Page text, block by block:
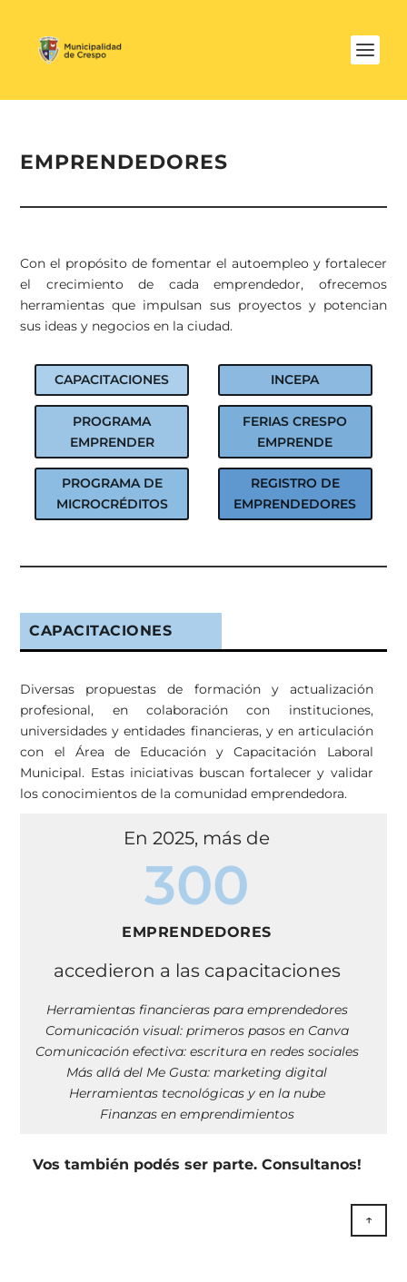
EMPRENDEDORES
Con el propósito de fomentar el autoempleo y fortalecer
el crecimiento de cada emprendedor, ofrecemos
herramientas que impulsan sus proyectos y potencian
sus ideas y negocios en la ciudad.
CAPACITACIONES
PROGRAMA
EMPRENDER
PROGRAMA DE
MICROCRÉDITOS
INCEPA
FERIAS CRESPO
EMPRENDE
REGISTRO DE
EMPRENDEDORES
CAPACITACIONES
Diversas propuestas de formación y actualización
profesional, en colaboración con instituciones,
universidades y entidades financieras, y en articulación
con el Área de Educación y Capacitación Laboral
Municipal. Estas iniciativas buscan fortalecer y validar
los conocimientos de la comunidad emprendedora.
En 2025, más de
300
EMPRENDEDORES
accedieron a las capacitaciones
Herramientas financieras para emprendedores
Comunicación visual: primeros pasos en Canva
Comunicación efectiva: escritura en redes sociales
Más allá del Me Gusta: marketing digital
Herramientas tecnológicas y en la nube
Finanzas en emprendimientos
Vos también podés ser parte. Consultanos!
↑